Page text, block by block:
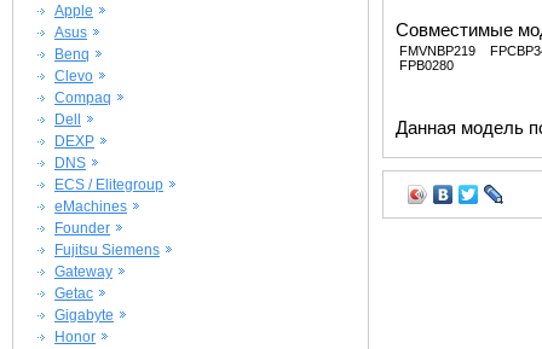
Apple
Asus
Benq
Clevo
Compaq
Dell
DEXP
DNS
ECS / Elitegroup
eMachines
Founder
Fujitsu Siemens
Gateway
Getac
Gigabyte
Honor
Совместимые
FMVNBP219
FPB0280
Данная модель